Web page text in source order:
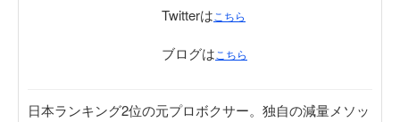
Twitterは こちら
ブログは こちら
日本ランキング2位の元プロボクサー。独自の減量メソッ